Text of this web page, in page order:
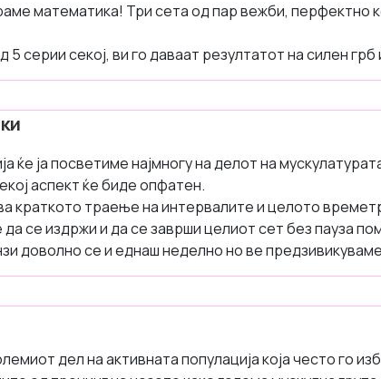
математика! Три сета од пар вежби, перфектно
5 серии секој, ви го даваат резултатот на силен
ќе ја посветиме најмногу на делот на
аспект ќе биде опфатен.
краткото траење на интервалите и целото
се издржи и да се заврши целиот сет без пауза
доволно се и еднаш неделно но ве
дел на активната популација која често го